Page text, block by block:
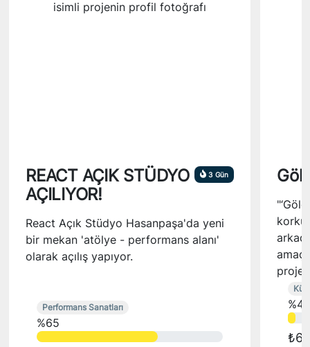
REACT AÇIK STÜDYO
AÇILIYOR!
3 Gün
React Açık Stüdyo Hasanpaşa'da yeni
bir mekan 'atölye - performans alanı'
olarak açılış yapıyor.
Performans Sanatları
%65
%4